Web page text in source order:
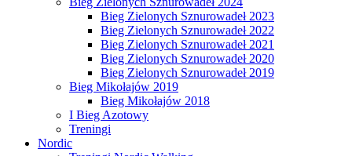
Bieg Zielonych Sznurowadeł 2023
Bieg Zielonych Sznurowadeł 2022
Bieg Zielonych Sznurowadeł 2021
Bieg Zielonych Sznurowadeł 2020
Bieg Zielonych Sznurowadeł 2019
Bieg Mikołajów 2019
Bieg Mikołajów 2018
I Bieg Azotowy
Treningi
Nordic